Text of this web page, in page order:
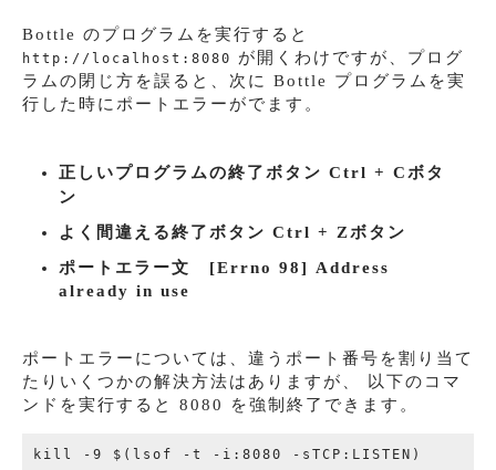
Bottle のプログラムを実行すると
http://localhost:8080
が開くわけですが、プログ
ラムの閉じ方を誤ると、次に Bottle プログラムを実
行した時にポートエラーがでます。
正しいプログラムの終了ボタン Ctrl + Cボタ
ン
よく間違える終了ボタン Ctrl + Zボタン
ポートエラー文 [Errno 98] Address
already in use
ポートエラーについては、違うポート番号を割り当て
たりいくつかの解決方法はありますが、 以下のコマ
ンドを実行すると 8080 を強制終了できます。